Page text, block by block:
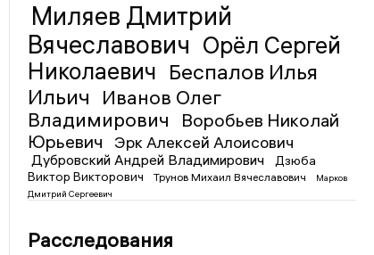
Миляев Дмитрий
Вячеславович Орёл Сергей
Николаевич Беспалов Илья
Ильич
Иванов Олег
Владимирович
Воробьев Николай
Юрьевич
Эрк Алексей Алоисович
Дубровский Андрей Владимирович
Дзюба
Виктор Викторович
Трунов Михаил Вячеславович
Марков
Дмитрий Сергеевич
Расследования